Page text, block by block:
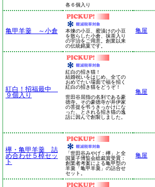
各６個入り
亀甲羊羹 ～小倉
本煉の小豆、蜜漬けの小豆
を散らした小倉、抹茶入り
の宇治をご用意。創業以来
の伝統銘菓です。
亀屋
紅白！招福最中
９個入り
紅白の招き猫！
結婚祝いをはじめ、全ての
おめでたい場面で福を招く
紅白の招き猫をどうぞ！
世田谷屈指の名刹である豪
徳寺。その豪徳寺が井伊家
の菩提を弔うきっかけにな
った、とされる招き猫の逸
話に因んで創製しました。
亀屋
欅・亀甲羊羹 詰
め合わせ５棹セッ
ト
「世田谷みやげ：欅」と全
国菓子博覧会総裁賞受賞：
創業者考案による亀甲型の
羊羹「亀甲羊羹」の詰合せ
セット。
亀屋